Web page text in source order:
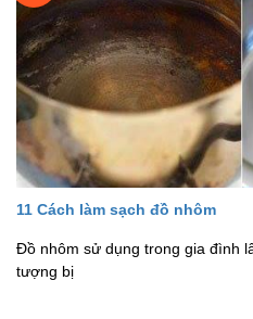
11 Cách làm sạch đồ nhôm
Đồ nhôm sử dụng trong gia đình
tượng bị